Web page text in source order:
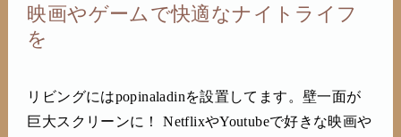
映画やゲームで快適なナイトライフ
を
リビングにはpopinaladinを設置してます。壁一面が
巨大スクリーンに！ NetflixやYoutubeで好きな映画や